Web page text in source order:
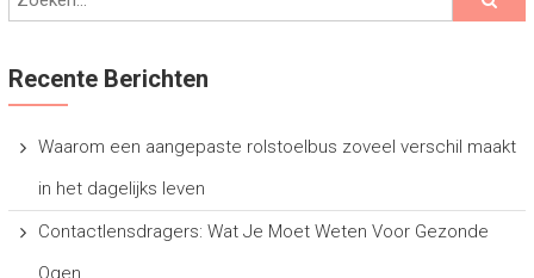
Recente Berichten
Waarom een aangepaste rolstoelbus zoveel verschil maakt
in het dagelijks leven
Contactlensdragers: Wat Je Moet Weten Voor Gezonde
Ogen